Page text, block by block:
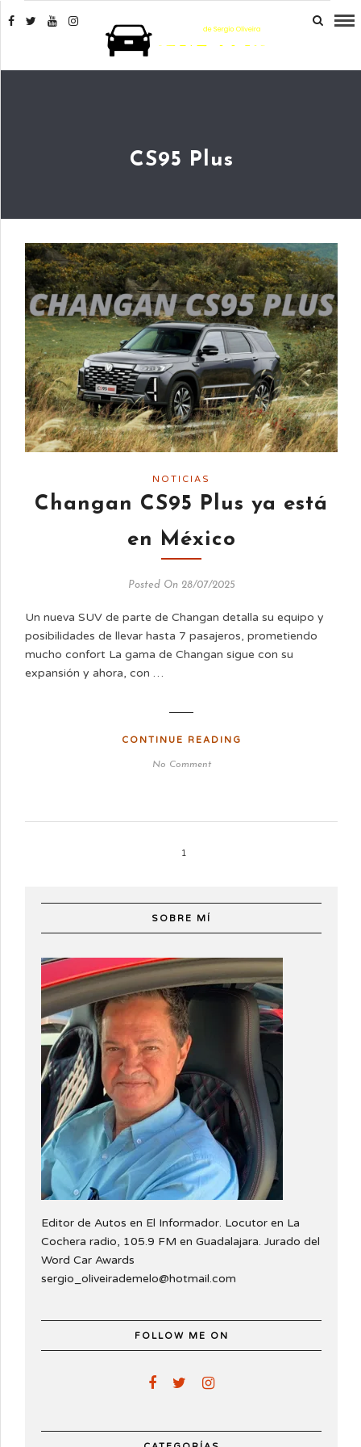
CS95 Plus
NOTICIAS
Changan CS95 Plus ya está
en México
Posted On 28/07/2025
Un nueva SUV de parte de Changan detalla su equipo y
posibilidades de llevar hasta 7 pasajeros, prometiendo
mucho confort La gama de Changan sigue con su
expansión y ahora, con …
CONTINUE READING
No Comment
1
SOBRE MÍ
Editor de Autos en El Informador. Locutor en La
Cochera radio, 105.9 FM en Guadalajara. Jurado del
Word Car Awards
sergio_oliveirademelo@hotmail.com
FOLLOW ME ON